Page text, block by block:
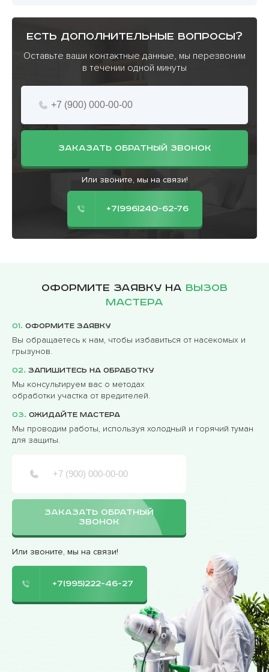
есть дополнительные вопросы?
Оставьте ваши контактные данные, мы перезвоним
в течении одной минуты
ЗАКАЗАТЬ ОБРАТНЫЙ ЗВОНОК
Или звоните, мы на связи!
+7(996)240-62-76
Оформите заявку на вызов
мастера
01. Оформите заявку
Вы обращаетесь к нам, чтобы избавиться от насекомых и
грызунов.
02. Запишитесь на обработку
Мы консультируем вас о методах
обработки участка от вредителей.
03. Ожидайте мастера
Мы проводим работы, используя холодный и горячий туман
для защиты.
ЗАКАЗАТЬ ОБРАТНЫЙ
ЗВОНОК
Или звоните, мы на связи!
+7(995)222-46-27